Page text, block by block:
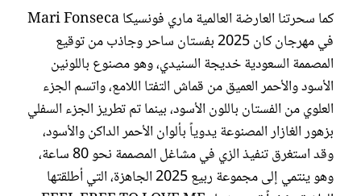
كما سحرتنا العارضة العالمية ماري فونسيكا Mari Fonseca
في مهرجان كان 2025 بفستان ساحر وجاذب من توقيع
المصممة السعودية خديجة السنيدي، وهو مصنوع باللونين
الأسود والأحمر العميق من قماش التفتا اللامع، واتسم الجزء
العلوي من الفستان باللون الأسود، بينما تم تطريز الجزء السفلي
بزهور الغازار المصنوعة يدوياً بألوان الأحمر الداكن والأسود،
وقد استغرق تنفيذ الزي في مشاغل المصممة نحو 80 ساعة،
وهو ينتمي إلى مجموعة ربيع 2025 الجاهزة، التي أطلقتها